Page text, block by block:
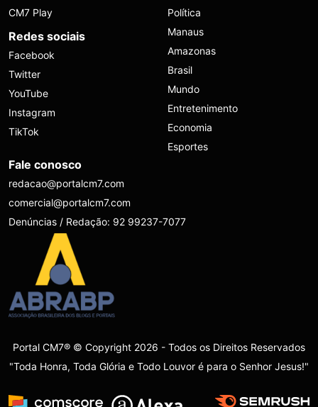
CM7 Play
Redes sociais
Facebook
Twitter
YouTube
Instagram
TikTok
Política
Manaus
Amazonas
Brasil
Mundo
Entretenimento
Economia
Esportes
Fale conosco
redacao@portalcm7.com
comercial@portalcm7.com
Denúncias / Redação: 92 99237-7077
Portal CM7® © Copyright 2026 - Todos os Direitos Reservados
"Toda Honra, Toda Glória e Todo Louvor é para o Senhor Jesus!"